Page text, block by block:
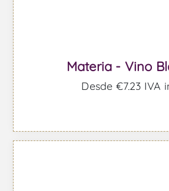
Materia - Vino
Desde €7,23 IVA